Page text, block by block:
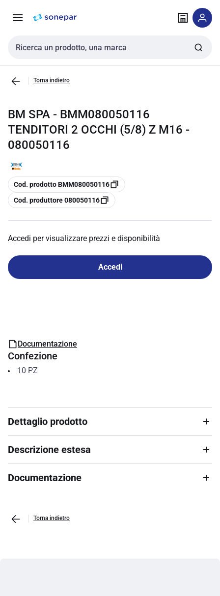
navigazione alla
Cerca input
Torna indietro
BM SPA - BMM080050116
TENDITORI 2 OCCHI (5/8) Z M16 -
080050116
copia
Cod. prodotto BMM080050116
copia
Cod. produttore 080050116
Accedi per visualizzare prezzi e disponibilità
Accedi
Documentazione
Confezione
10 PZ
Dettaglio prodotto
Descrizione estesa
Documentazione
Torna indietro